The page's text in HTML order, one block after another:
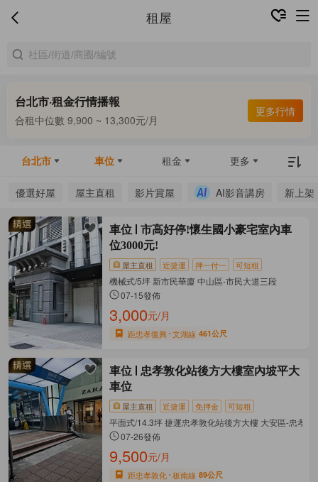
租屋
台北市·租金行情播報
合租中位數 9,900 ~ 13,300元/月
更多行情
台北市 車位 租金 更多
優選好屋 屋主直租 影片賞屋 AI影音講房 新上架
車位
市高好停!懷生國小豪宅室內車
位3000元!
屋主直租 近捷運 押一付一 可短租
機械式/5坪 新市民華廈 中山區-市民大道三段
07-15發佈
3,000元/月
距忠孝復興 文湖線 461公尺
車位
忠孝敦化站後方大樓室內坡平大
車位
屋主直租 近捷運 免押金 可短租
平面式/14.3坪 捷運忠孝敦化站後方大樓 大安區-忠孝東
07-26發佈
9,500元/月
距忠孝敦化 板南線 89公尺